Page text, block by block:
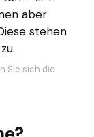
aber
stehen
Sie sich die